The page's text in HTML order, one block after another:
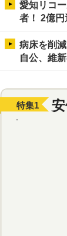
愛知リコ
者！ 2億
病床を削
自公、維
特集1